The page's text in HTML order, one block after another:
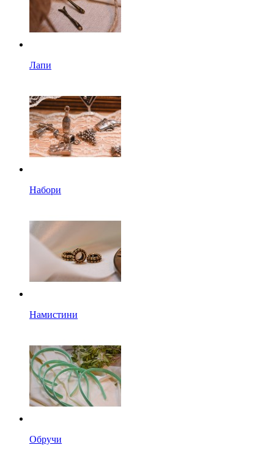
Лапи
Набори
Намистини
Обручи